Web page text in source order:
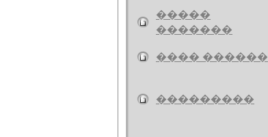
�����
�������
���� ������
���������